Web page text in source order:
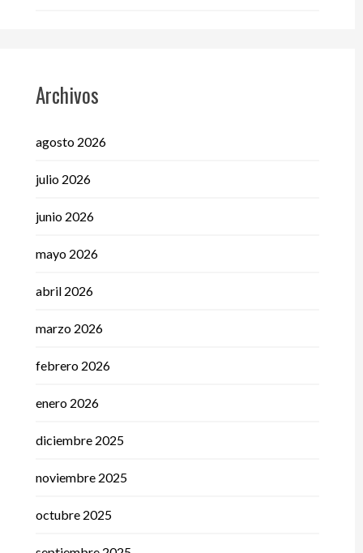
Archivos
agosto 2026
julio 2026
junio 2026
mayo 2026
abril 2026
marzo 2026
febrero 2026
enero 2026
diciembre 2025
noviembre 2025
octubre 2025